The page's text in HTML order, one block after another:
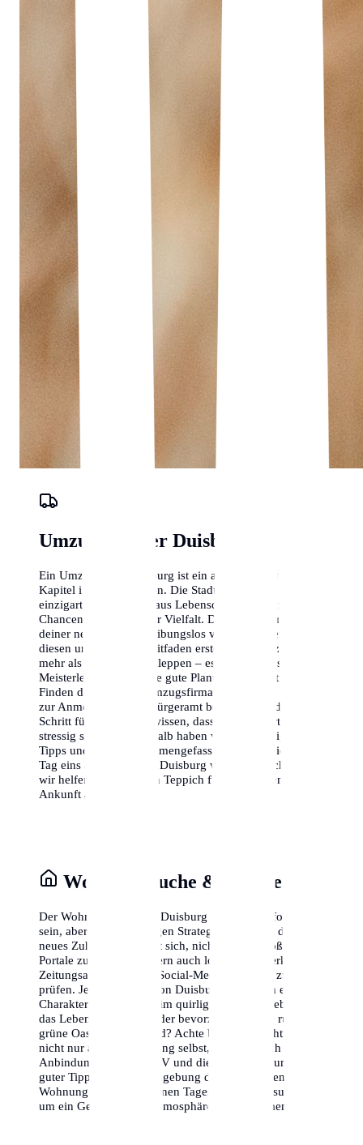
Umzugs-Planer Duisburg
Ein Umzug nach Duisburg ist ein aufregendes neues
Kapitel in deinem Leben. Die Stadt bietet eine
einzigartige Mischung aus Lebensqualität, beruflichen
Chancen und kultureller Vielfalt. Damit der Start in
deiner neuen Heimat reibungslos verläuft, haben wir
diesen umfassenden Leitfaden erstellt. Ein Umzug ist
mehr als nur Kisten schleppen – es ist eine logistische
Meisterleistung, die eine gute Planung erfordert. Vom
Finden der richtigen Umzugsfirma in Duisburg bis hin
zur Anmeldung beim Bürgeramt begleiten wir dich
Schritt für Schritt. Wir wissen, dass ein Wohnortwechsel
stressig sein kann, deshalb haben wir die wichtigsten
Tipps und Tricks zusammengefasst, damit du dich von
Tag eins an wohlfühlst. Duisburg wartet auf dich, und
wir helfen dir, den roten Teppich für deine eigene
Ankunft auszurollen.
Wohnungssuche & Stadtteile
Der Wohnungsmarkt in Duisburg kann herausfordernd
sein, aber mit der richtigen Strategie findest du dein
neues Zuhause. Es lohnt sich, nicht nur die großen
Portale zu nutzen, sondern auch lokale Netzwerke,
Zeitungsannoncen und Social-Media-Gruppen zu
prüfen. Jeder Stadtteil von Duisburg hat seinen eigenen
Charakter. Möchtest du im quirligen Zentrum leben, wo
das Leben nie schläft, oder bevorzugst du eine ruhige,
grüne Oase am Stadtrand? Achte bei der Besichtigung
nicht nur auf die Wohnung selbst, sondern auch auf die
Anbindung an den ÖPNV und die Nahversorgung. Ein
guter Tipp ist es, die Umgebung der potenziellen neuen
Wohnung zu verschiedenen Tageszeiten zu besuchen,
um ein Gefühl für die Atmosphäre zu bekommen.